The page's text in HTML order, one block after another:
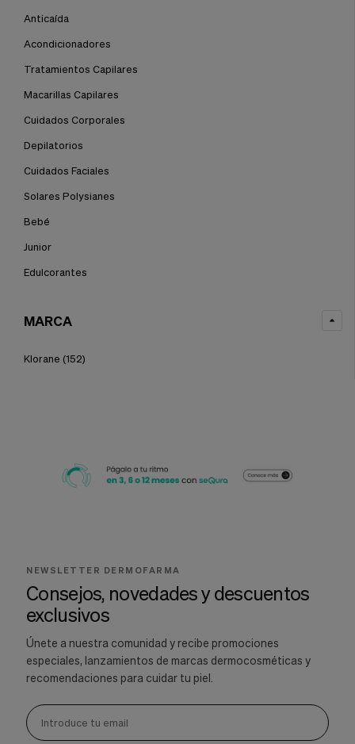
Anticaída
Acondicionadores
Tratamientos Capilares
Macarillas Capilares
Cuidados Corporales
Depilatorios
Cuidados Faciales
Solares Polysianes
Bebé
Junior
Edulcorantes
MARCA
Klorane (152)
NEWSLETTER DERMOFARMA
Consejos, novedades y descuentos
exclusivos
Únete a nuestra comunidad y recibe promociones
especiales, lanzamientos de marcas dermocosméticas y
recomendaciones para cuidar tu piel.